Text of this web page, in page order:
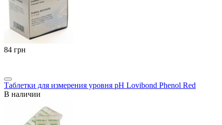
‍84‍ грн
Таблетки для измерения уровня pH Lovibond Phenol Red
В наличии